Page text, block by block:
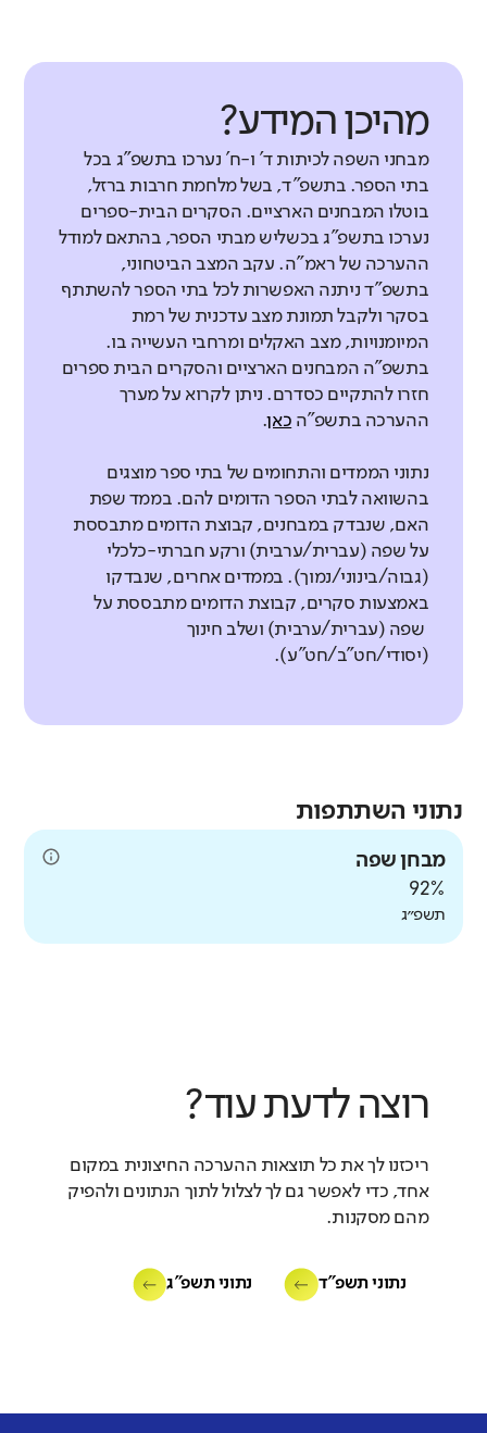
מהיכן המידע?
מבחני השפה לכיתות ד' ו-ח' נערכו בתשפ"ג בכל
בתי הספר. בתשפ"ד, בשל מלחמת חרבות ברזל,
בוטלו המבחנים הארציים. הסקרים הבית-ספרים
נערכו בתשפ"ג בכשליש מבתי הספר, בהתאם למודל
ההערכה של ראמ"ה. עקב המצב הביטחוני,
בתשפ"ד ניתנה האפשרות לכל בתי הספר להשתתף
בסקר ולקבל תמונת מצב עדכנית של רמת
המיומנויות, מצב האקלים ומרחבי העשייה בו.
בתשפ"ה המבחנים הארציים והסקרים הבית ספרים
חזרו להתקיים כסדרם. ניתן לקרוא על מערך
ההערכה בתשפ"ה כאן.
נתוני הממדים והתחומים של בתי ספר מוצגים
בהשוואה לבתי הספר הדומים להם. בממד שפת
האם, שנבדק במבחנים, קבוצת הדומים מתבססת
על שפה (עברית/ערבית) ורקע חברתי-כלכלי
(גבוה/בינוני/נמוך). בממדים אחרים, שנבדקו
באמצעות סקרים, קבוצת הדומים מתבססת על
שפה (עברית/ערבית) ושלב חינוך
(יסודי/חט"ב/חט"ע).
נתוני השתתפות
מבחן שפה
92%
תשפ״ג
רוצה לדעת עוד?
ריכזנו לך את כל תוצאות ההערכה החיצונית במקום
אחד, כדי לאפשר גם לך לצלול לתוך הנתונים ולהפיק
מהם מסקנות.
נתוני תשפ"ד נתוני תשפ"ג